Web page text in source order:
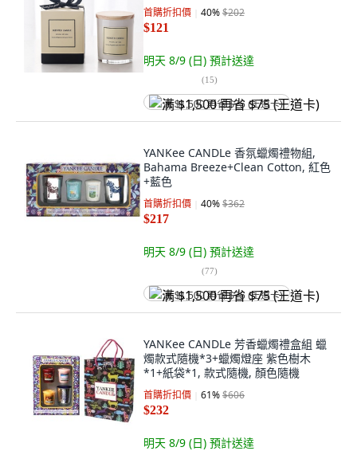
首購折扣價 40%$202
$121
明天 8/9 (日) 預計送達
(15)
满 $1,500 再省 $75 (王道卡)
YANKee CANDLe 香氛蠟燭禮物組,
Bahama Breeze+Clean Cotton, 紅色
+藍色
首購折扣價 40%$362
$217
明天 8/9 (日) 預計送達
(77)
满 $1,500 再省 $75 (王道卡)
YANKee CANDLe 芳香蠟燭禮盒組 蠟
燭款式隨機*3+蠟燭燈座 紫色樹木
*1+紙袋*1, 款式隨機, 顏色隨機
首購折扣價 61%$606
$232
明天 8/9 (日) 預計送達